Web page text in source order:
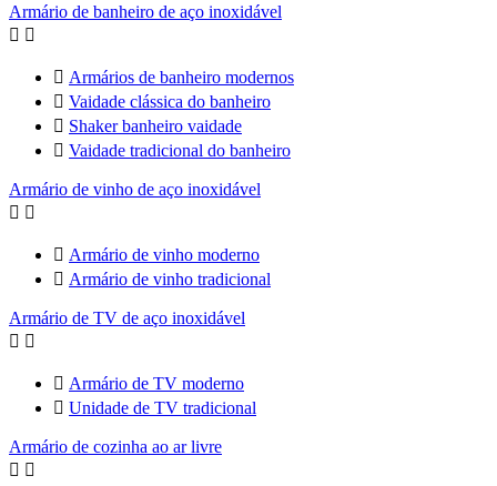
Armário de banheiro de aço inoxidável
 
 Armários de banheiro modernos
 Vaidade clássica do banheiro
 Shaker banheiro vaidade
 Vaidade tradicional do banheiro
Armário de vinho de aço inoxidável
 
 Armário de vinho moderno
 Armário de vinho tradicional
Armário de TV de aço inoxidável
 
 Armário de TV moderno
 Unidade de TV tradicional
Armário de cozinha ao ar livre
 